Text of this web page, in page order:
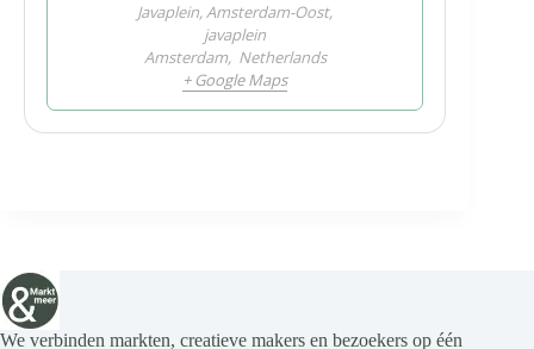
Javaplein, Amsterdam-Oost,
javaplein
Amsterdam, Netherlands
+ Google Maps
We verbinden markten, creatieve makers en bezoekers op één